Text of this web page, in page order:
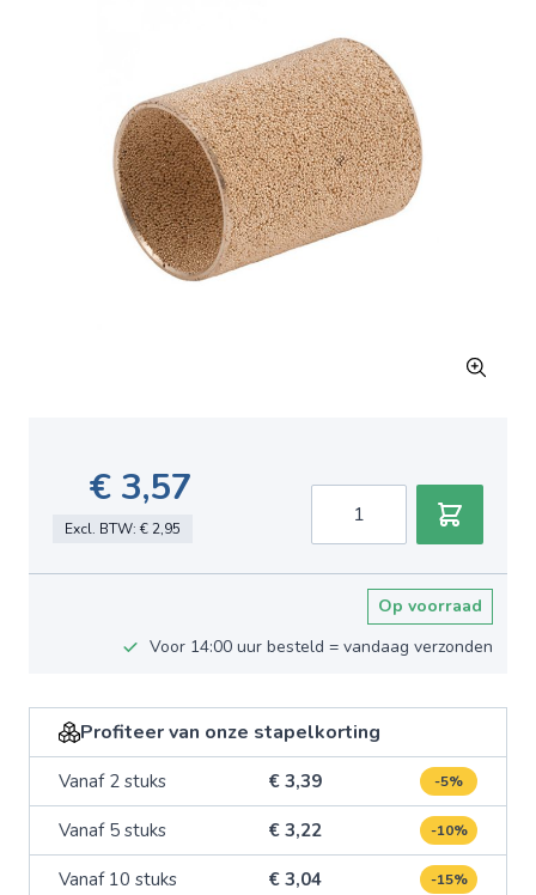
€ 3,57
Excl. BTW: € 2,95
Op voorraad
Voor 14:00 uur besteld = vandaag verzonden
Profiteer van onze stapelkorting
Vanaf 2 stuks € 3,39 -5%
Vanaf 5 stuks € 3,22 -10%
Vanaf 10 stuks € 3,04 -15%